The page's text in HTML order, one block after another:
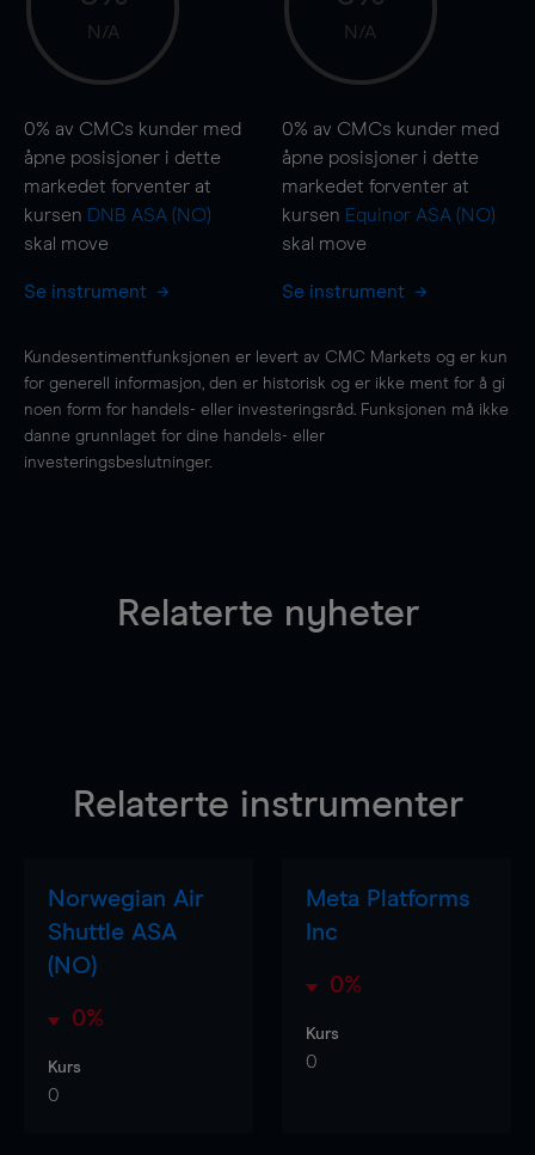
N/A
0% av CMCs kunder med
åpne posisjoner i dette
markedet forventer at
kursen DNB ASA (NO)
skal move
Se instrument
N/A
0% av CMCs kunder med
åpne posisjoner i dette
markedet forventer at
kursen Equinor ASA (NO)
skal move
Se instrument
Kundesentimentfunksjonen er levert av CMC Markets og er kun
for generell informasjon, den er historisk og er ikke ment for å gi
noen form for handels- eller investeringsråd. Funksjonen må ikke
danne grunnlaget for dine handels- eller
investeringsbeslutninger.
Relaterte nyheter
Relaterte instrumenter
Norwegian Air
Shuttle ASA
(NO)
0%
Kurs
0
Meta Platforms
Inc
0%
Kurs
0